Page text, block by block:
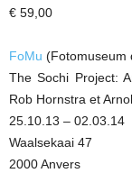
€ 59,00
FoMu (Fotomuseum
The Sochi Project:
Rob Hornstra et
25.10.13 – 02.03.14
Waalsekaai 47
2000 Anvers